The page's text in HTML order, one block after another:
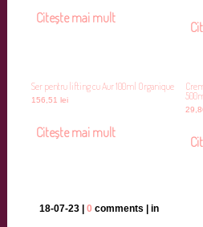
Citește mai mult
Ser pentru lifting cu Aur 100ml Organique
156,51 lei
Citește mai mult
18-07-23 | 0 comments | in